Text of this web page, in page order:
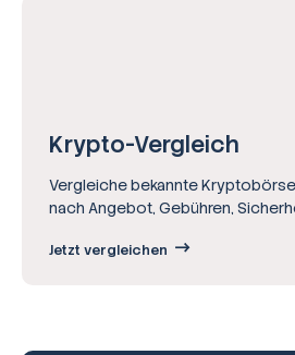
Krypto-Vergleich
Vergleiche bekannte
nach Angebot, Gebühren,
Jetzt vergleichen